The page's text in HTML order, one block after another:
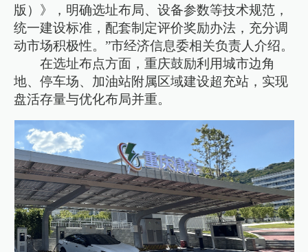
版）》，明确选址布局、设备参数等技术规范，
统一建设标准，配套制定评价奖励办法，充分调
动市场积极性。”市经济信息委相关负责人介绍。
在选址布点方面，重庆鼓励利用城市边角
地、停车场、加油站附属区域建设超充站，实现
盘活存量与优化布局并重。